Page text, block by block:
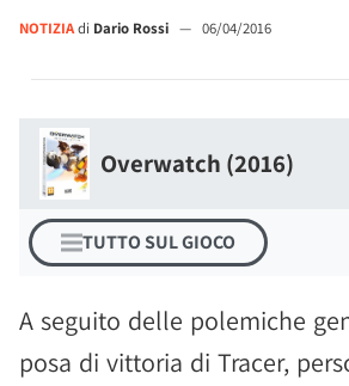
NOTIZIAdi Dario Rossi — 06/04/2016
Overwatch (2016)
TUTTO SUL GIOCO
A seguito delle polemiche
posa di vittoria di Tracer,